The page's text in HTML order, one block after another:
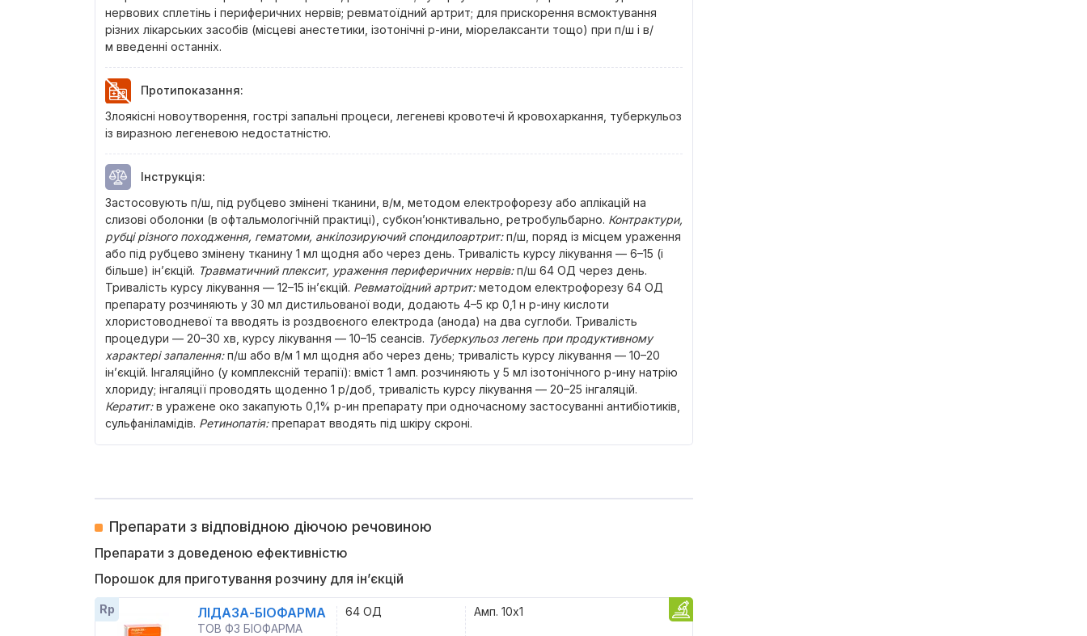
нервових сплетінь і периферичних нервів; ревматоїдний артрит; для прискорення всмоктування
різних лікарських засобів (місцеві анестетики, ізотонічні р-ини, міорелаксанти тощо) при п/ш і в/
м введенні останніх.
Протипоказання:
Злоякісні новоутворення, гострі запальні процеси, легеневі кровотечі й кровохаркання, туберкульоз
із виразною легеневою недостатністю.
Інструкція:
Застосовують п/ш, під рубцево змінені тканини, в/м, методом електрофорезу або аплікацій на
слизові оболонки (в офтальмологічній практиці), субкон’юнктивально, ретробульбарно. Контрактури,
рубці різного походження, гематоми, анкілозируючий спондилоартрит:п/ш, поряд із місцем ураження
або під рубцево змінену тканину 1 мл щодня або через день. Тривалість курсу лікування — 6–15 (і
більше) ін’єкцій. Травматичний плексит, ураження периферичних нервів:п/ш 64 ОД через день.
Тривалість курсу лікування — 12–15 ін’єкцій. Ревматоїдний артрит:методом електрофорезу 64 ОД
препарату розчиняють у 30 мл дистильованої води, додають 4–5 кр 0,1 н р-ину кислоти
хлористоводневої та вводять із роздвоєного електрода (анода) на два суглоби. Тривалість
процедури — 20–30 хв, курсу лікування — 10–15 сеансів. Туберкульоз легень при продуктивному
характері запалення:п/ш або в/м 1 мл щодня або через день; тривалість курсу лікування — 10–20
ін’єкцій. Інгаляційно (у комплексній терапії): вміст 1 амп. розчиняють у 5 мл ізотонічного р-ину натрію
хлориду; інгаляції проводять щоденно 1 р/доб, тривалість курсу лікування — 20–25 інгаляцій.
Кератит:в уражене око закапують 0,1% р-ин препарату при одночасному застосуванні антибіотиків,
сульфаніламідів. Ретинопатія:препарат вводять під шкіру скроні.
Препарати з відповідною діючою речовиною
Препарати з доведеною ефективністю
Порошок для приготування розчину для ін’єкцій
Rp ЛІДАЗА-БІОФАРМА
ТОВ ФЗ БІОФАРМА
64 ОД Амп. 10x1